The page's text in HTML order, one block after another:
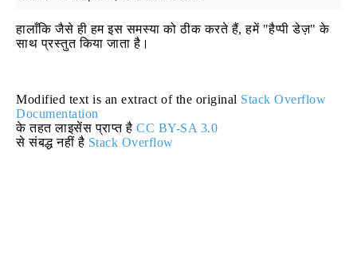
हालाँकि जैसे ही हम इस समस्या को ठीक करते हैं, हमें "हैप्पी डेज़" के
साथ प्रस्तुत किया जाता है।
Modified text is an extract of the original Stack Overflow
Documentation
के तहत लाइसेंस प्राप्त है CC BY-SA 3.0
से संबद्ध नहीं है Stack Overflow